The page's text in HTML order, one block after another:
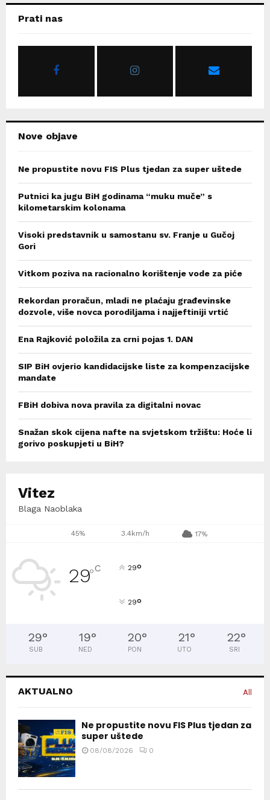
hPrati nas
Nove objave
Ne propustite novu FIS Plus tjedan za super uštede
Putnici ka jugu BiH godinama “muku muče” s
kilometarskim kolonama
Visoki predstavnik u samostanu sv. Franje u Gučoj
Gori
Vitkom poziva na racionalno korištenje vode za piće
Rekordan proračun, mladi ne plaćaju građevinske
dozvole, više novca porodiljama i najjeftiniji vrtić
Ena Rajković položila za crni pojas 1. DAN
SIP BiH ovjerio kandidacijske liste za kompenzacijske
mandate
FBiH dobiva nova pravila za digitalni novac
Snažan skok cijena nafte na svjetskom tržištu: Hoće li
gorivo poskupjeti u BiH?
Vitez
Blaga Naoblaka
45% 3.4km/h 17%
29°C 29°
29°
29°
SUB
19°
NED
20°
PON
21°
UTO
22°
SRI
AKTUALNO All
Ne propustite novu FIS Plus tjedan za
super uštede
08/08/2026 0